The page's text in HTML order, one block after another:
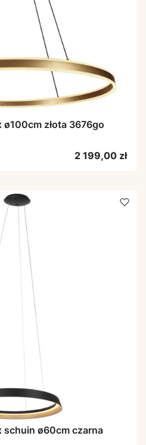
złota 3676go
Cena
2 199,00 zł
schuin ø60cm czarna